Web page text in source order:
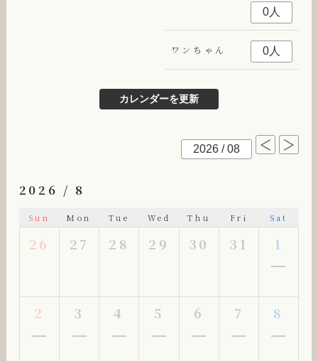
ワンちゃん
2026 / 8
Sun Mon Tue Wed Thu Fri Sat
26 27 28 29 30 31 1
2 3 4 5 6 7 8